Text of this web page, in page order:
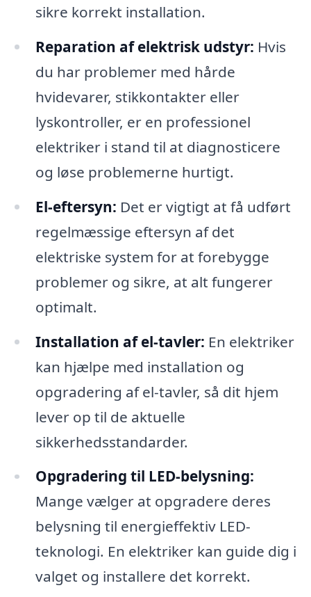
sikre korrekt installation.
Reparation af elektrisk udstyr: Hvis
du har problemer med hårde
hvidevarer, stikkontakter eller
lyskontroller, er en professionel
elektriker i stand til at diagnosticere
og løse problemerne hurtigt.
El-eftersyn: Det er vigtigt at få udført
regelmæssige eftersyn af det
elektriske system for at forebygge
problemer og sikre, at alt fungerer
optimalt.
Installation af el-tavler: En elektriker
kan hjælpe med installation og
opgradering af el-tavler, så dit hjem
lever op til de aktuelle
sikkerhedsstandarder.
Opgradering til LED-belysning:
Mange vælger at opgradere deres
belysning til energieffektiv LED-
teknologi. En elektriker kan guide dig i
valget og installere det korrekt.